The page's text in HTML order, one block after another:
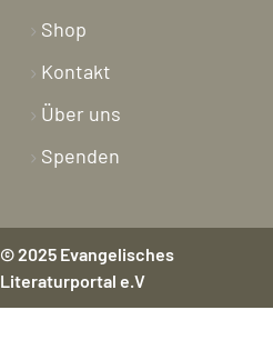
Shop
Kontakt
Über uns
Spenden
© 2025 Evangelisches
Literaturportal e.V